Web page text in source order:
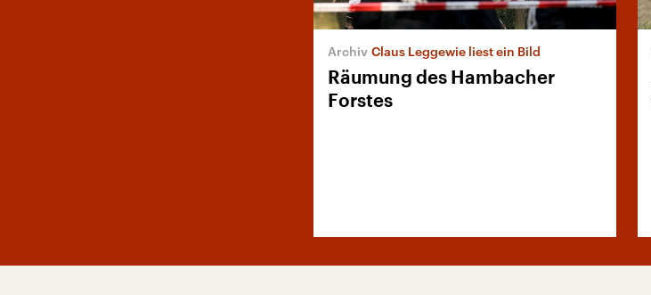
Claus Leggewie liest ein Bild
Räumung des Hambacher
Forstes